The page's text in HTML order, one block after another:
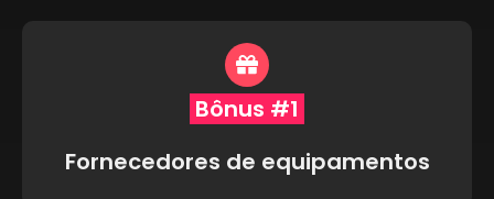
Bônus #1
Fornecedores de equipamentos